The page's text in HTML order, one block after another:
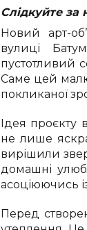
Слідкуйте за
Новий арт-
вулиці
пустотливий
Саме цей
покликаної
Ідея проєкту
не лише
вирішили
домашні
асоціюючись
Перед